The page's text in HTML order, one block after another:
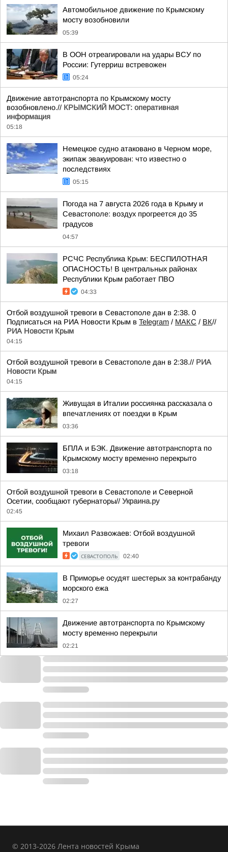
Автомобильное движение по Крымскому
мосту возобновили
05:39
В ООН отреагировали на удары ВСУ по
России: Гутерриш встревожен
05:24
Движение автотранспорта по Крымскому мосту
возобновлено.// КРЫМСКИЙ МОСТ: оперативная
информация
05:18
Немецкое судно атаковано в Черном море,
экипаж эвакуирован: что известно о
последствиях
05:15
Погода на 7 августа 2026 года в Крыму и
Севастополе: воздух прогреется до 35
градусов
04:57
РСЧС Республика Крым: БЕСПИЛОТНАЯ
ОПАСНОСТЬ! В центральных районах
Республики Крым работает ПВО
04:33
Отбой воздушной тревоги в Севастополе дан в 2:38. 0
Подписаться на РИА Новости Крым в Telegram / МАКС / ВК//
РИА Новости Крым
04:15
Отбой воздушной тревоги в Севастополе дан в 2:38.// РИА
Новости Крым
04:15
Живущая в Италии россиянка рассказала о
впечатлениях от поездки в Крым
03:36
БПЛА и БЭК. Движение автотранспорта по
Крымскому мосту временно перекрыто
03:18
Отбой воздушной тревоги в Севастополе и Северной
Осетии, сообщают губернаторы// Украина.ру
02:45
Михаил Развожаев: Отбой воздушной
тревоги
СЕВАСТОПОЛЬ 02:40
В Приморье осудят шестерых за контрабанду
морского ежа
02:27
Движение автотранспорта по Крымскому
мосту временно перекрыли
02:21
© 2013-2026 Лента новостей Крыма